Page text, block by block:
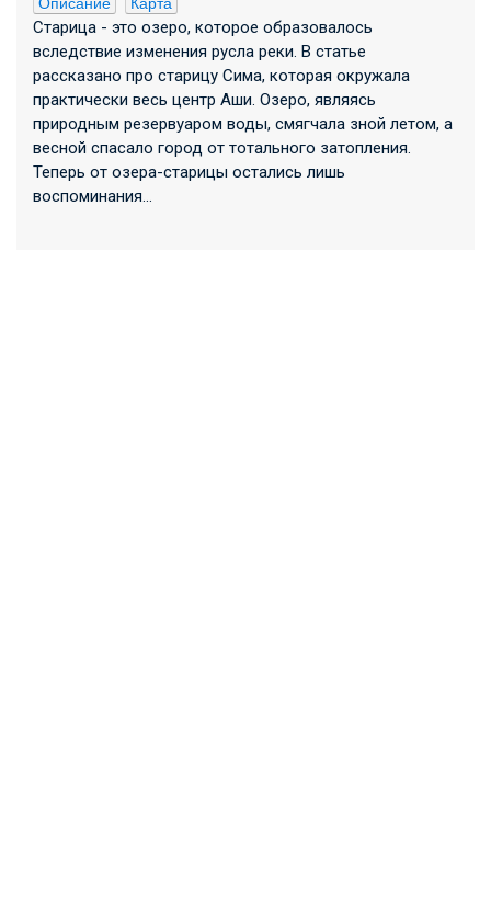
Старица - это озеро, которое образовалось
вследствие изменения русла реки. В статье
рассказано про старицу Сима, которая окружала
практически весь центр Аши. Озеро, являясь
природным резервуаром воды, смягчала зной летом, а
весной спасало город от тотального затопления.
Теперь от озера-старицы остались лишь
воспоминания...